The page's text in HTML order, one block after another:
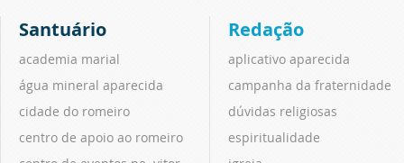
Santuário
academia marial
água mineral aparecida
cidade do romeiro
centro de apoio ao romeiro
Redação
aplicativo aparecida
campanha da fraternidade
dúvidas religiosas
espiritualidade